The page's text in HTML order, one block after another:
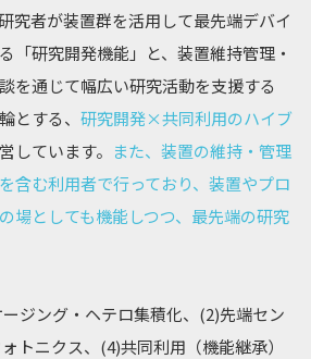
究者が装置群を活用して最先端デバイ
「研究開発機能」と、装置維持管理・
を通じて幅広い研究活動を支援する
とする、研究開発×共同利用のハイブ
しています。 また、装置の維持・管理
含む利用者で行っており、装置やプロ
場としても機能しつつ、最先端の研究
ジング・ヘテロ集積化、(2)先端セン
トニクス、(4)共同利用（機能継承）